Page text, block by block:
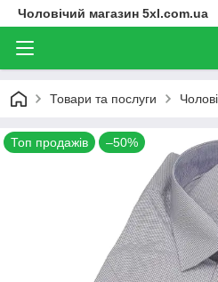
Чоловічий магазин 5xl.com.ua
Товари та послуги
Топ продажів –50%